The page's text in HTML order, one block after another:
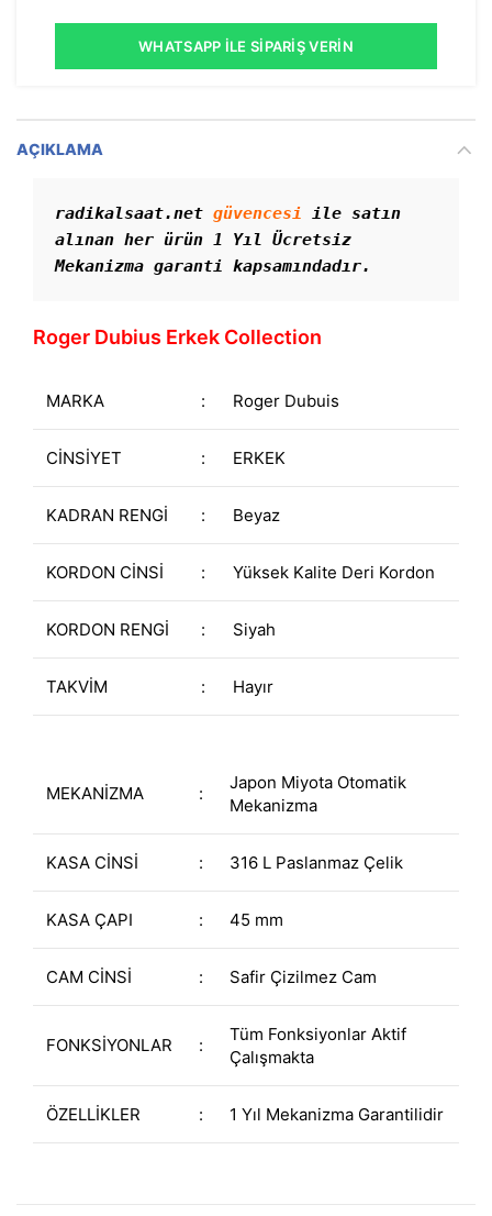
WHATSAPP İLE SIPARIŞ VERIN
AÇIKLAMA
radikalsaat.net güvencesi ile satın
alınan her ürün 1 Yıl Ücretsiz
Mekanizma garanti kapsamındadır.
Roger Dubius Erkek Collection
MARKA : Roger Dubuis
CİNSİYET : ERKEK
KADRAN RENGİ : Beyaz
KORDON CİNSİ : Yüksek Kalite Deri Kordon
KORDON RENGİ : Siyah
TAKVİM : Hayır
MEKANİZMA :
Japon Miyota Otomatik
Mekanizma
KASA CİNSİ : 316 L Paslanmaz Çelik
KASA ÇAPI : 45 mm
CAM CİNSİ : Safir Çizilmez Cam
FONKSİYONLAR :
Tüm Fonksiyonlar Aktif
Çalışmakta
ÖZELLİKLER : 1 Yıl Mekanizma Garantilidir